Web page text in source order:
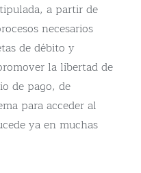
a partir de
necesarios
de débito y
la libertad de
de pago, de
para acceder al
ya en muchas